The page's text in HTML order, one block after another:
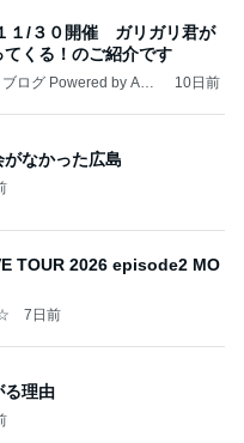
１/３０開催 ガリガリ君が
くる！のご紹介です
ログ Powered by Ame
10日前
なかった広島
TOUR 2026 episode2 MO
7日前
る理由